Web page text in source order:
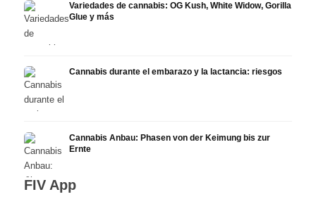
Variedades de cannabis: OG Kush, White Widow, Gorilla
Glue y más
Cannabis durante el embarazo y la lactancia: riesgos
Cannabis Anbau: Phasen von der Keimung bis zur
Ernte
FIV App